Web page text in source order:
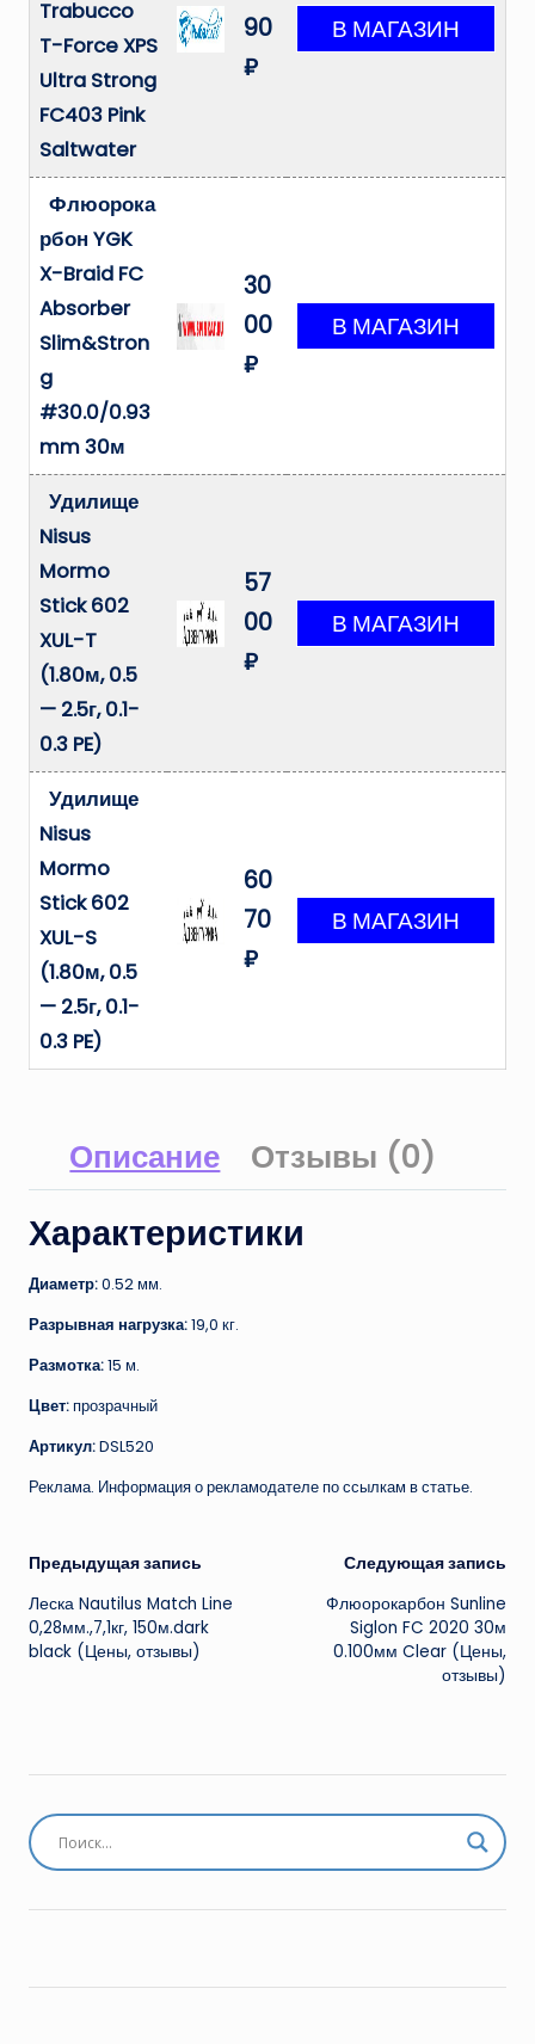
Trabucco
T-Force XPS
Ultra Strong
FC403 Pink
Saltwater
90
₽
Флюорока
рбон YGK
X-Braid FC
Absorber
Slim&Stron
g
#30.0/0.93
mm 30м
30
00
₽
Удилище
Nisus
Mormo
Stick 602
XUL-T
(1.80м, 0.5
— 2.5г, 0.1-
0.3 PE)
57
00
₽
Удилище
Nisus
Mormo
Stick 602
XUL-S
(1.80м, 0.5
— 2.5г, 0.1-
0.3 PE)
60
70
₽
Описание Отзывы (0)
Характеристики
Диаметр:0.52 мм.
Разрывная нагрузка:19,0 кг.
Размотка:15 м.
Цвет:прозрачный
Артикул:DSL520
Реклама. Информация о рекламодателе по ссылкам в статье.
Навигация
записи
Предыдущая запись
Леска Nautilus Match Line
0,28мм.,7,1кг, 150м.dark
black (Цены, отзывы)
Следующая запись
Флюорокарбон Sunline
Siglon FC 2020 30м
0.100мм Clear (Цены,
отзывы)